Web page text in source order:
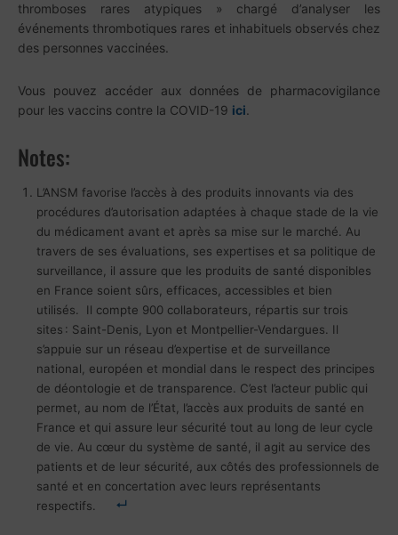
thromboses rares atypiques » chargé d’analyser les
événements thrombotiques rares et inhabituels observés chez
des personnes vaccinées.
Vous pouvez accéder aux données de pharmacovigilance
pour les vaccins contre la COVID-19 ici.
Notes:
L’ANSM favorise l’accès à des produits innovants via des
procédures d’autorisation adaptées à chaque stade de la vie
du médicament avant et après sa mise sur le marché. Au
travers de ses évaluations, ses expertises et sa politique de
surveillance, il assure que les produits de santé disponibles
en France soient sûrs, efficaces, accessibles et bien
utilisés. Il compte 900 collaborateurs, répartis sur trois
sites : Saint-Denis, Lyon et Montpellier-Vendargues. Il
s’appuie sur un réseau d’expertise et de surveillance
national, européen et mondial dans le respect des principes
de déontologie et de transparence. C’est l’acteur public qui
permet, au nom de l’État, l’accès aux produits de santé en
France et qui assure leur sécurité tout au long de leur cycle
de vie. Au cœur du système de santé, il agit au service des
patients et de leur sécurité, aux côtés des professionnels de
santé et en concertation avec leurs représentants
respectifs.